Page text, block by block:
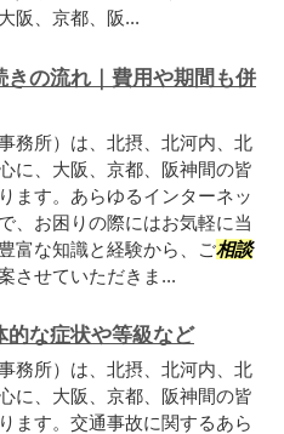
阪、京都、阪...
の流れ｜費用や期間も併
務所）は、北摂、北河内、北
に、大阪、京都、阪神間の皆
ます。あらゆるインターネッ
、お困りの際にはお気軽に当
富な知識と経験から、ご相談
させていただきま...
的な症状や等級など
務所）は、北摂、北河内、北
に、大阪、京都、阪神間の皆
ます。交通事故に関するあら